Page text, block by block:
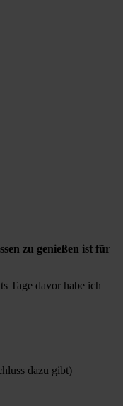
zu genießen ist für
Tage davor habe ich
dazu gibt)